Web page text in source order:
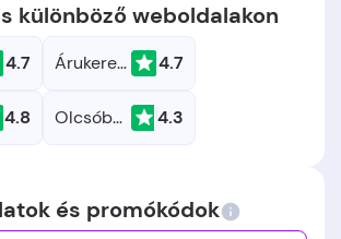
különböző weboldalakon
4.7 Árukereső.hu 4.7
4.8 Olcsóbbat.hu 4.3
és promókódok